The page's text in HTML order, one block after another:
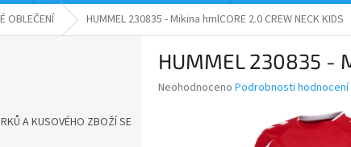
OBLEČENÍ HUMMEL 230835 - Mikina hmlCORE 2.0 CREW NECK KIDS
A KUSOVÉHO ZBOŽÍ SE
HUMMEL 230835 -
Průměrné
Neohodnoceno Podrobnosti hodnocení